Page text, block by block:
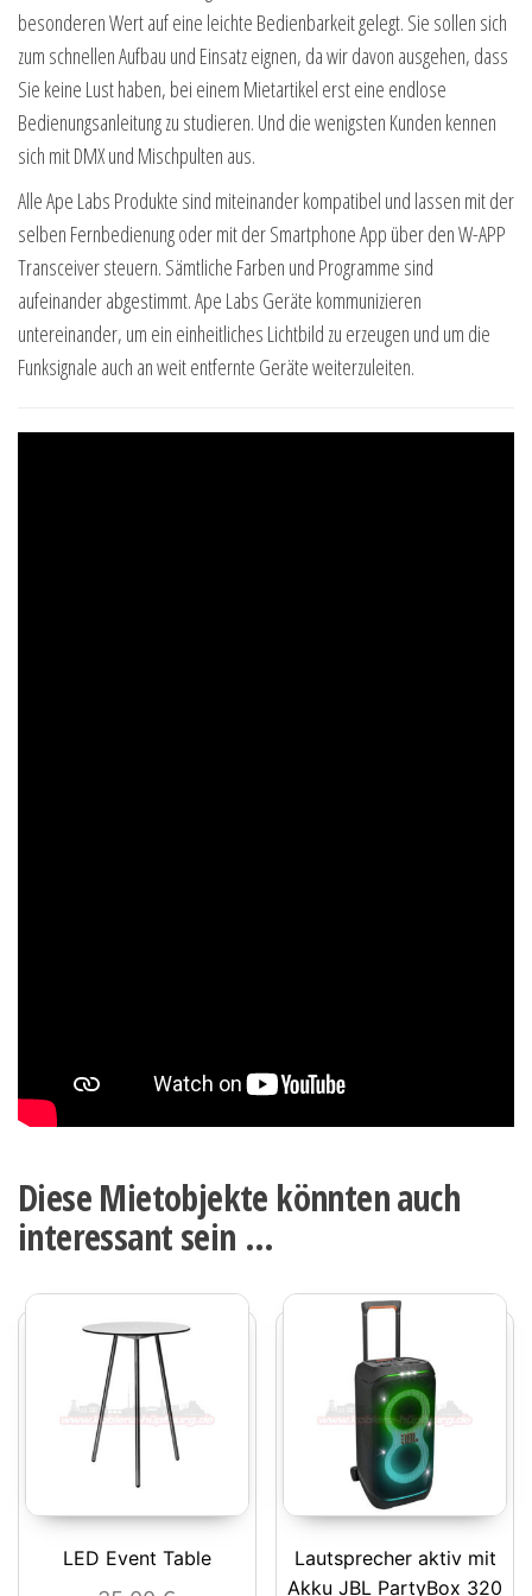
besonderen Wert auf eine leichte Bedienbarkeit gelegt. Sie sollen sich
zum schnellen Aufbau und Einsatz eignen, da wir davon ausgehen, dass
Sie keine Lust haben, bei einem Mietartikel erst eine endlose
Bedienungsanleitung zu studieren. Und die wenigsten Kunden kennen
sich mit DMX und Mischpulten aus.
Alle Ape Labs Produkte sind miteinander kompatibel und lassen mit der
selben Fernbedienung oder mit der Smartphone App über den W-APP
Transceiver steuern. Sämtliche Farben und Programme sind
aufeinander abgestimmt. Ape Labs Geräte kommunizieren
untereinander, um ein einheitliches Lichtbild zu erzeugen und um die
Funksignale auch an weit entfernte Geräte weiterzuleiten.
Diese Mietobjekte könnten auch
interessant sein …
LED Event Table
Lautsprecher aktiv mit
Akku JBL PartyBox 320